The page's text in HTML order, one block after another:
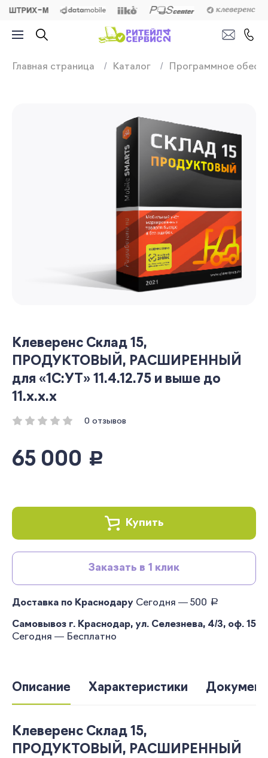
Продажа,
Главная страница Каталог Программное
Клеверенс Склад 15,
ПРОДУКТОВЫЙ, РАСШИРЕННЫЙ
для «1С:УТ» 11.4.12.75 и выше до
11.x.x.x
0 отзывов
65 000 руб.
Купить
Заказать в 1 клик
Доставка по Краснодару Сегодня — 500 руб.
Самовывоз г. Краснодар, ул. Селезнева, 4/3, оф. 15
Сегодня — Бесплатно
Описание Характеристики
Клеверенс Склад 15,
ПРОДУКТОВЫЙ, РАСШИРЕННЫЙ